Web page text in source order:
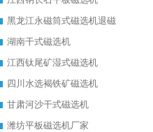
黑龙江永磁筒式磁选机退磁
湖南干式磁选机
江西钛尾矿湿式磁选机
四川水选褐铁矿磁选机
甘肃河沙干式磁选机
潍坊平板磁选机厂家